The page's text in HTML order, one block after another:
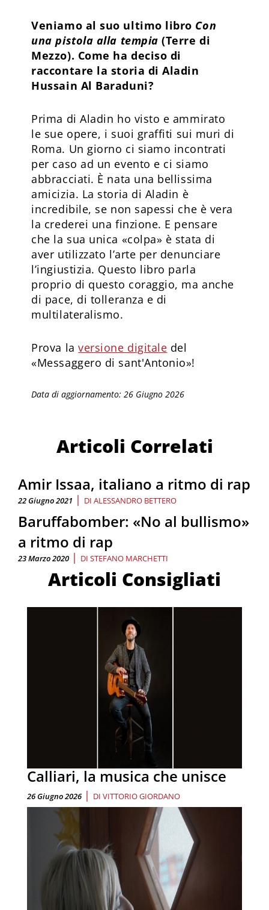
Veniamo al suo ultimo libro Con
una pistola alla tempia (Terre di
Mezzo). Come ha deciso di
raccontare la storia di Aladin
Hussain Al Baraduni?
Prima di Aladin ho visto e ammirato
le sue opere, i suoi graffiti sui muri di
Roma. Un giorno ci siamo incontrati
per caso ad un evento e ci siamo
abbracciati. È nata una bellissima
amicizia. La storia di Aladin è
incredibile, se non sapessi che è vera
la crederei una finzione. E pensare
che la sua unica «colpa» è stata di
aver utilizzato l’arte per denunciare
l’ingiustizia. Questo libro parla
proprio di questo coraggio, ma anche
di pace, di tolleranza e di
multilateralismo.
Prova laversione digitale del
«Messaggero di sant'Antonio»!
Data di aggiornamento: 26 Giugno 2026
Articoli Correlati
Amir Issaa, italiano a ritmo di rap
22 Giugno 2021 | DI ALESSANDRO BETTERO
Baruffabomber: «No al bullismo»
a ritmo di rap
23 Marzo 2020 | DI STEFANO MARCHETTI
Articoli Consigliati
Calliari, la musica che unisce
26 Giugno 2026 | DI VITTORIO GIORDANO